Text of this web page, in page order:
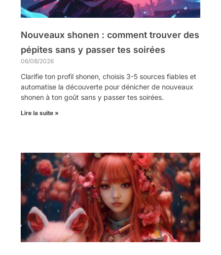
Nouveaux shonen : comment trouver des
pépites sans y passer tes soirées
06/08/2026
Clarifie ton profil shonen, choisis 3-5 sources fiables et
automatise la découverte pour dénicher de nouveaux
shonen à ton goût sans y passer tes soirées.
Lire la suite »